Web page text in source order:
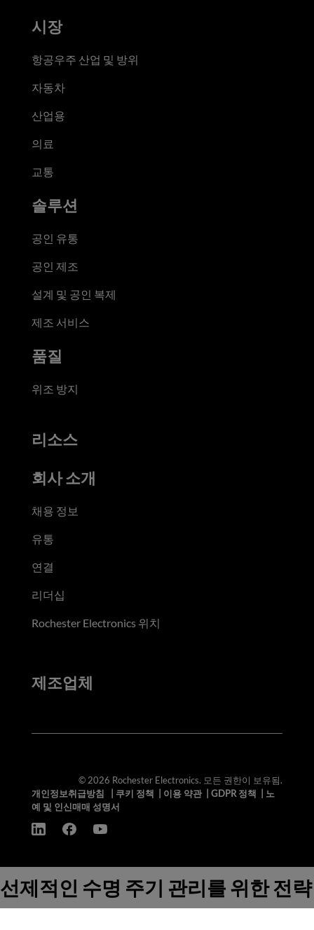
시장
항공우주 산업 및 방위
자동차
산업용
의료
교통
솔루션
공인 유통
공인 제조
설계 및 공인 복제
제조 서비스
품질
위조 방지
리소스
회사 소개
채용 정보
유통
연결
리더십
Rochester Electronics 위치
제조업체
© 2026 Rochester Electronics. 모든 권한이 보유됨.
개인정보취급방침
쿠키 정책 이용 약관| GDPR 정책
노
예 및 인신매매 성명서
선제적인 수명 주기 관리를 위한 전략